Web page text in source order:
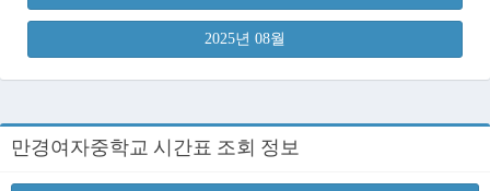
2025년 08월
만경여자중학교 시간표 조회 정보